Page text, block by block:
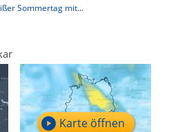
Sommertag mit...
Karte öffnen